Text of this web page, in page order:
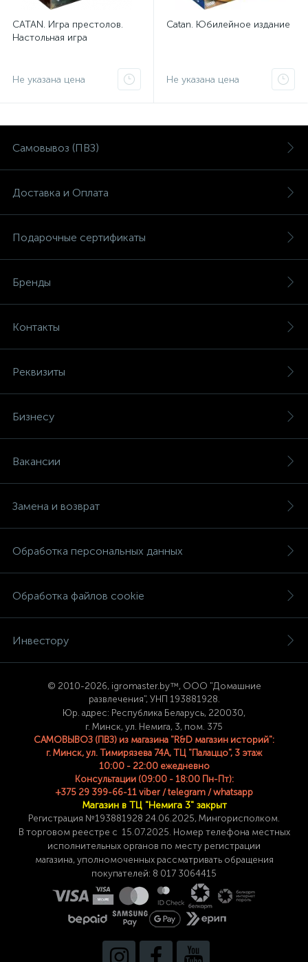
CATAN. Игра престолов.
Настольная игра
Не указана цена
Catan. Юбилейное издание
Не указана цена
Самовывоз (ПВЗ)
Доставка и Оплата
Подарочные сертификаты
Бренды
Контакты
Реквизиты
Бизнесу
Вакансии
Замена и возврат
Обработка персональных данных
Обработка файлов cookie
Инвестору
© 2010-2026, igromaster.by™, ООО "Домашние
развлечения", УНП 193881928.
Юр. адрес: Республика Беларусь, 220030,
г. Минск, ул. Немига, 3, пом. 375
САМОВЫВОЗ (ПВЗ) из магазина "R&D магазин историй":
г. Минск, ул. Тимирязева 74A, ТЦ "Палаццо", 3 этаж
10:00 - 22:00 ежедневно
Консультации (09:00 - 18:00 Пн-Пт):
+375 29 399-66-11 viber / telegram / whatsapp
Магазин в ТЦ "Немига 3" закрыт
Регистрация №193881928 24 .06.2025, Мингорисполком.
В торговом реестре с 15.07.2025. Номер телефона местных
исполнительных органов по месту регистрации
магазина,уполномоченных рассматривать обращения
покупателей: 8 017 3064415